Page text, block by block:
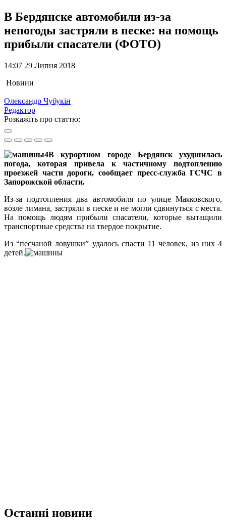
В Бердянске автомобили из-за
непогоды застряли в песке: на помощь
прибыли спасатели (ФОТО)
14:07 29 Липня 2018
Новини
Олександр Чубукін
Редактор
Розкажіть про статтю:
В курортном городе Бердянск ухудшилась
погода, которая привела к частичному подтоплению
проезжей части дороги, сообщает пресс-служба ГСЧС в
Запорожской области.
Из-за подтопления два автомобиля по улице Маяковского,
возле лимана, застряли в песке и не могли сдвинуться с места.
На помощь людям прибыли спасатели, которые вытащили
транспортные средства на твердое покрытие.
Из “песчаной ловушки” удалось спасти 11 человек, из них 4
детей.
Останні новини